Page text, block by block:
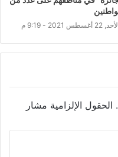
22 أغسطس 2021 - 9:19 م
الحقول الإلزامية مشار